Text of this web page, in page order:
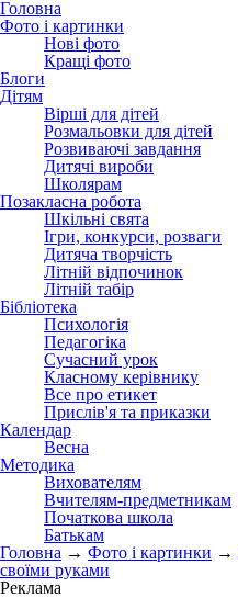
Головна
Фото і картинки
Нові фото
Кращі фото
Блоги
Дітям
Вірші для дітей
Розмальовки для дітей
Розвиваючі завдання
Дитячі вироби
Школярам
Позакласна робота
Шкільні свята
Ігри, конкурси, розваги
Дитяча творчість
Літній відпочинок
Літній табір
Бібліотека
Психологія
Педагогіка
Сучасний урок
Класному керівнику
Все про етикет
Прислів'я та приказки
Календар
Весна
Методика
Вихователям
Вчителям-предметникам
Початкова школа
Батькам
Головна → Фото і картинки →
своїми руками
Реклама